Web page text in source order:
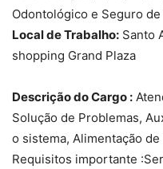
Odontológico e Seguro de
Local de Trabalho: Santo
shopping Grand Plaza
Descrição do Cargo :
Solução de Problemas,
o sistema, Alimentação de
Requisitos importante :Ser